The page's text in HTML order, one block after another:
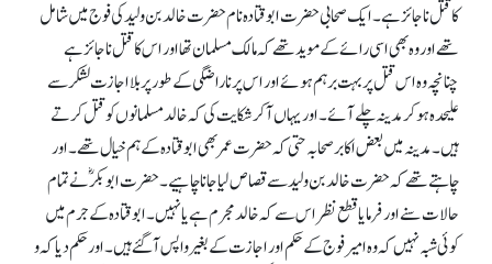
کا قتل ناجائز ہے۔ ایک صحابی حضرت ابوقتادہ نام حضرت خالد بن ولید کی فوج میں شامل
تھے اور وہ بھی اسی رائے کے موید تھے کہ مالک مسلمان تھا اور اس کا قتل ناجائز ہے
چنانچہ وہ اس قتل پر بہت برہم ہوئے اور اس پر ناراضگی کے طور پر بلا اجازت لشکر سے
علیحدہ ہو کر مدینہ چلے آئے۔ اور یہاں آکر شکایت کی کہ خالد مسلمانوں کو قتل کرتے
ہیں۔ مدینہ میں بعض اکابر صحابہ حتی کہ حضرت عمر بھی ابوقتادہ کے ہم خیال تھے۔ اور
چاہتے تھے کہ حضرت خالد بن ولید سے قصاص لیا جانا چاہیے۔ حضرت ابوبکرؓ نے تمام
حالات سنے او رفرمایا قطع نظر اس سے کہ خالد مجرم ہے یا نہیں۔ ابوقتادہ کے جرم میں
کوئی شبہ نہیں کہ و ہ امیر فوج کے حکم اور اجازت کے بغیرواپس آگئے ہیں۔ اور حکم دیا کہ و